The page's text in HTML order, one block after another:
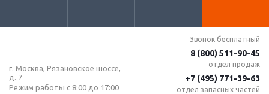
г. Москва, Рязановское шоссе,
д. 7
Режим работы с 8:00 до 17:00
Звонок бесплатный
8 (800) 511-90-45
отдел продаж
+7 (495) 771-39-63
отдел запасных частей